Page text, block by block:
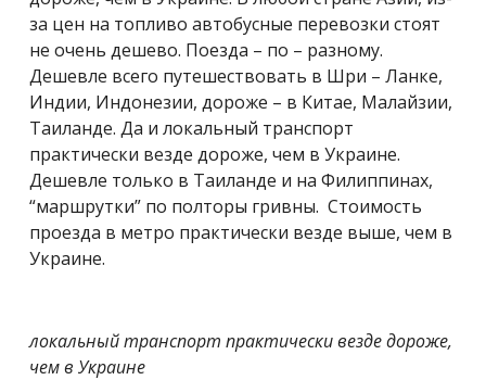
за цен на топливо автобусные перевозки стоят
не очень дешево. Поезда – по – разному.
Дешевле всего путешествовать в Шри – Ланке,
Индии, Индонезии, дороже – в Китае, Малайзии,
Таиланде. Да и локальный транспорт
практически везде дороже, чем в Украине.
Дешевле только в Таиланде и на Филиппинах,
“маршрутки” по полторы гривны. Стоимость
проезда в метро практически везде выше, чем в
Украине.
локальный транспорт практически везде дороже,
чем в Украине